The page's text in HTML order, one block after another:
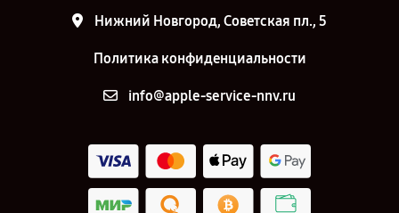
Нижний Новгород, Советская пл., 5
Политика конфиденциальности
info@apple-service-nnv.ru